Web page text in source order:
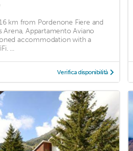
km from Pordenone Fiere and
Appartamento Aviano
accommodation with a
...
Verifica disponibilità